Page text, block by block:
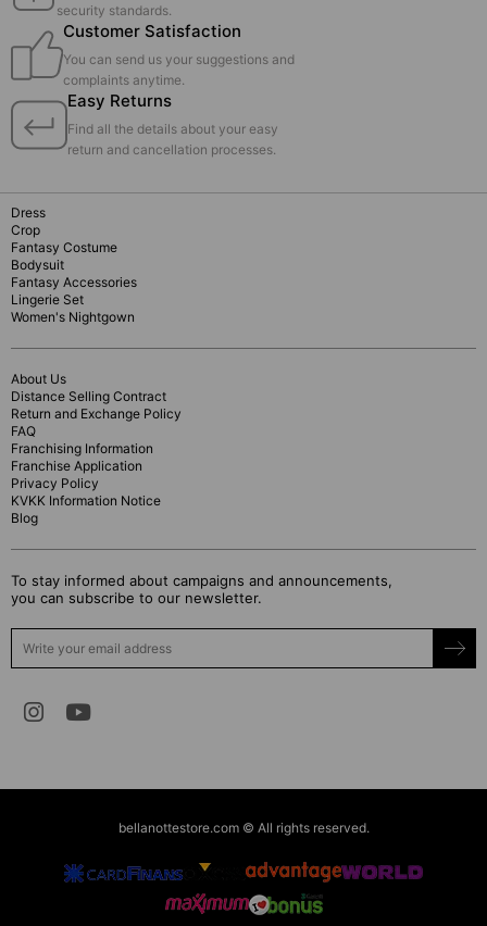
security standards.
Customer Satisfaction
You can send us your suggestions and
complaints anytime.
Easy Returns
Find all the details about your easy
return and cancellation processes.
Dress
Crop
Fantasy Costume
Bodysuit
Fantasy Accessories
Lingerie Set
Women's Nightgown
About Us
Distance Selling Contract
Return and Exchange Policy
FAQ
Franchising Information
Franchise Application
Privacy Policy
KVKK Information Notice
Blog
To stay informed about campaigns and announcements,
you can subscribe to our newsletter.
bellanottestore.com © All rights reserved.